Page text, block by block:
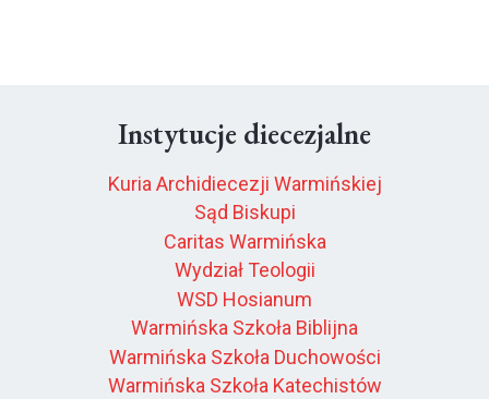
Instytucje diecezjalne
Kuria Archidiecezji Warmińskiej
Sąd Biskupi
Caritas Warmińska
Wydział Teologii
WSD Hosianum
Warmińska Szkoła Biblijna
Warmińska Szkoła Duchowości
Warmińska Szkoła Katechistów